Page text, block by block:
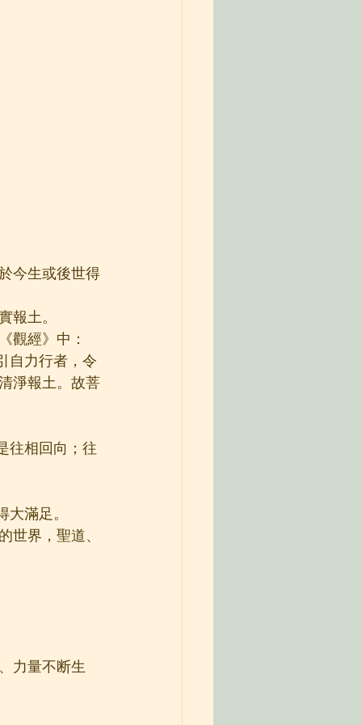
今生或後世得
報土。
觀經》中：
自力行者，令
淨報土。故菩
往相回向；往
大滿足。
世界，聖道、
力量不断生